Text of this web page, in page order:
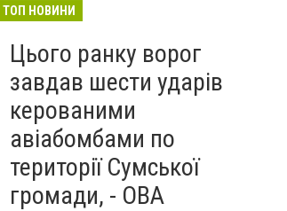
ТОП НОВИНИ
Цього ранку ворог
завдав шести ударів
керованими
авіабомбами по
території Сумської
громади, - ОВА